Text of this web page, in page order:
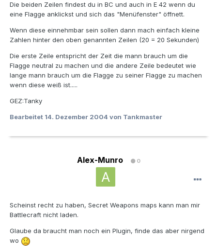
Die beiden Zeilen findest du in BC und auch in E 42 wenn du
eine Flagge anklickst und sich das "Menüfenster" öffnett.
Wenn diese einnehmbar sein sollen dann mach einfach kleine
Zahlen hinter den oben genannten Zeilen (20 = 20 Sekunden)
Die erste Zeile entspricht der Zeit die mann brauch um die
Flagge neutral zu machen und die andere Zeile bedeutet wie
lange mann brauch um die Flagge zu seiner Flagge zu machen
wenn diese weiß ist.....
GEZ:Tanky
Bearbeitet 14. Dezember 2004 von Tankmaster
Alex-Munro 0
Scheinst recht zu haben, Secret Weapons maps kann man mir
Battlecraft nicht laden.
Glaube da braucht man noch ein Plugin, finde das aber nirgend
wo